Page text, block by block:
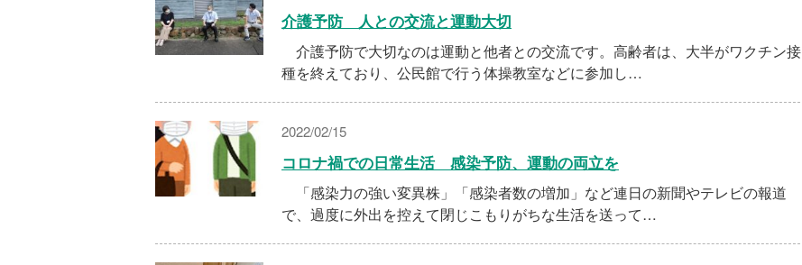
介護予防 人との交流と運動大切
介護予防で大切なのは運動と他者との交流です。高齢者は、大半がワクチン接
種を終えており、公民館で行う体操教室などに参加し…
2022/02/15
コロナ禍での日常生活 感染予防、運動の両立を
「感染力の強い変異株」「感染者数の増加」など連日の新聞やテレビの報道
で、過度に外出を控えて閉じこもりがちな生活を送って…